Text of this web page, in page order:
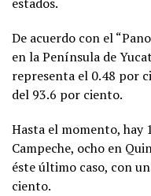
De acuerdo con el
en la Península de
representa el 0.48 por
del 93.6 por ciento.
Hasta el momento, hay
Campeche, ocho en
éste último caso, con
ciento.